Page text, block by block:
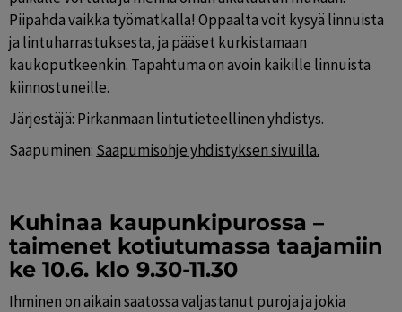
Piipahda vaikka työmatkalla! Oppaalta voit kysyä linnuista
ja lintuharrastuksesta, ja pääset kurkistamaan
kaukoputkeenkin. Tapahtuma on avoin kaikille linnuista
kiinnostuneille.
Järjestäjä: Pirkanmaan lintutieteellinen yhdistys.
Saapuminen: Saapumisohje yhdistyksen sivuilla.
Kuhinaa kaupunkipurossa –
taimenet kotiutumassa taajamiin
ke 10.6. klo 9.30-11.30
Ihminen on aikain saatossa valjastanut puroja ja jokia